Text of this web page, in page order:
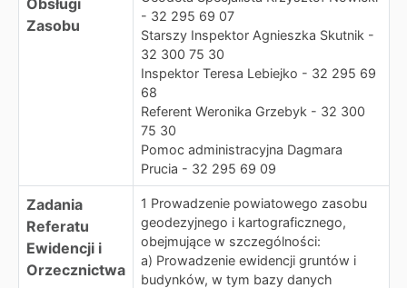
Obsługi
Zasobu
- 32 295 69 07
Starszy Inspektor Agnieszka Skutnik -
32 300 75 30
Inspektor Teresa Lebiejko - 32 295 69
68
Referent Weronika Grzebyk - 32 300
75 30
Pomoc administracyjna Dagmara
Prucia - 32 295 69 09
Zadania
Referatu
Ewidencji i
Orzecznictwa
1 Prowadzenie powiatowego zasobu
geodezyjnego i kartograficznego,
obejmujące w szczególności:
a) Prowadzenie ewidencji gruntów i
budynków, w tym bazy danych